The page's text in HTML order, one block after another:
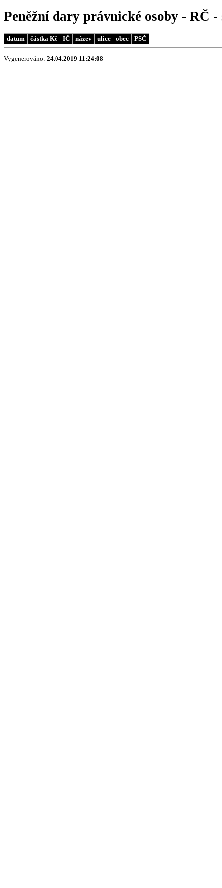
Peněžní dary právnické osoby - RČ -
datum částka Kč IČ název ulice obec PSČ
Vygenerováno: 24.04.2019 11:24:08